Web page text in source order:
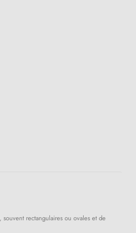
rectangulaires ou ovales et de